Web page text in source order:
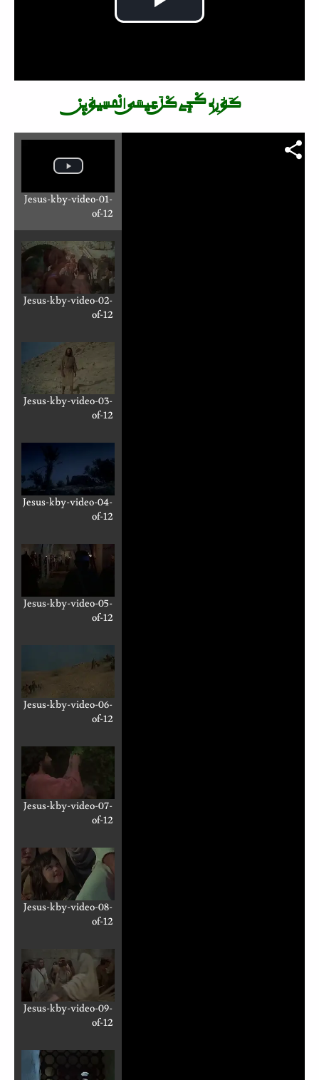
Play
کَوُرِے کْجِے کْلَ عِيسَى الْمسِيوُيٜࢽْ
Jesus-kby-video-01-
of-12
Jesus-kby-video-02-
of-12
Jesus-kby-video-03-
of-12
Jesus-kby-video-04-
of-12
Jesus-kby-video-05-
of-12
Jesus-kby-video-06-
of-12
Jesus-kby-video-07-
of-12
Jesus-kby-video-08-
of-12
Jesus-kby-video-09-
of-12